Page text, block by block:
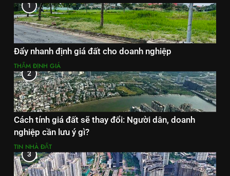
1
Đẩy nhanh định giá đất cho doanh nghiệp
THẨM ĐỊNH GIÁ
2
Cách tính giá đất sẽ thay đổi: Người dân, doanh
nghiệp cần lưu ý gì?
TIN NHÀ ĐẤT
3